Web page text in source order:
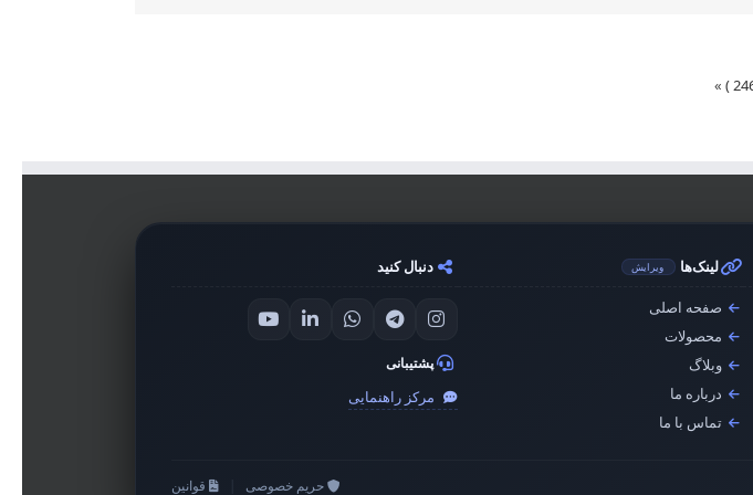
»
لینک‌ها ویرایش
صفحه اصلی
محصولات
وبلاگ
درباره ما
تماس با ما
دنبال کنید
پشتیبانی
مرکز راهنمایی
حریم خصوصی قوانین